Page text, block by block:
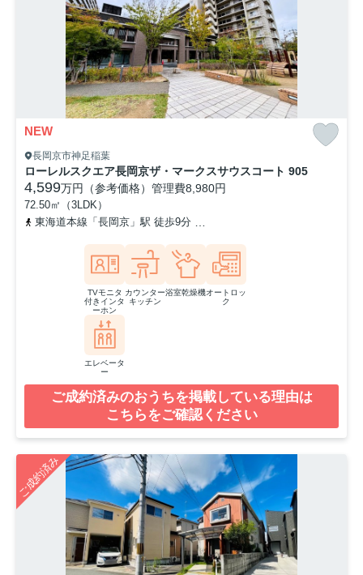
NEW
長岡京市神足稲葉
ローレルスクエア長岡京ザ・マークスサウスコート 905
4,599万円（参考価格） 管理費8,980円
72.50㎡（3LDK）
東海道本線「長岡京」駅 徒歩9分
TVモニタ
付きインタ
ーホン
カウンター
キッチン
浴室乾燥機オートロッ
ク
エレベータ
ー
ご成約済みのおうちを掲載している理由は
こちらをご確認ください
ご成約済み